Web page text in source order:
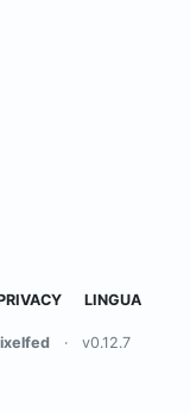
LINGUA
· v0.12.7